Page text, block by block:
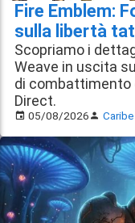
Fire Emblem:
sulla libertà
Scopriamo i
Weave in uscita
di combattimento
Direct.
05/08/2026 Caribe